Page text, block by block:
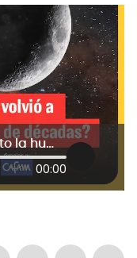
¿Por qué se demoró tanto la humanidad en volver a la Luna?
00:00